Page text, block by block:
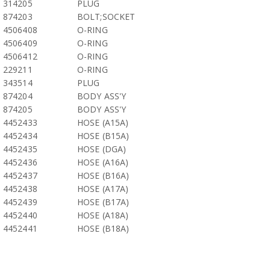
314205
PLUG
874203
BOLT;SOCKET
4506408
O-RING
4506409
O-RING
4506412
O-RING
229211
O-RING
343514
PLUG
874204
BODY ASS'Y
874205
BODY ASS'Y
4452433
HOSE (A15A)
4452434
HOSE (B15A)
4452435
HOSE (DGA)
4452436
HOSE (A16A)
4452437
HOSE (B16A)
4452438
HOSE (A17A)
4452439
HOSE (B17A)
4452440
HOSE (A18A)
4452441
HOSE (B18A)